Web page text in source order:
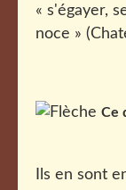
« s'égayer,
noce »
Ce
Ils en sont